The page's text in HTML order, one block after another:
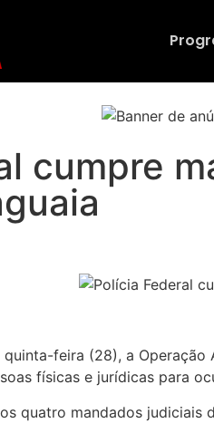
cumpre
feira (28), a
físicas e jurídicas para
quatro mandados judiciais